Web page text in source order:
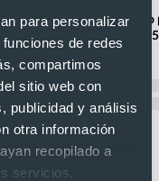
para personalizar
de redes
compartimos
sitio web con
publicidad y análisis
otra información
recopilado a
servicios.
Bidón de ciclismo
plástico sin BPA
Ref. 9994616
Recíbelo
Desde 0,63 €